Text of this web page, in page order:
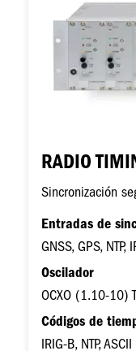
RADIO
Sincronización
Entradas de
GNSS, GPS, NTP,
Oscilador
OCXO (1.10-10)
Códigos de
IRIG-B, NTP,